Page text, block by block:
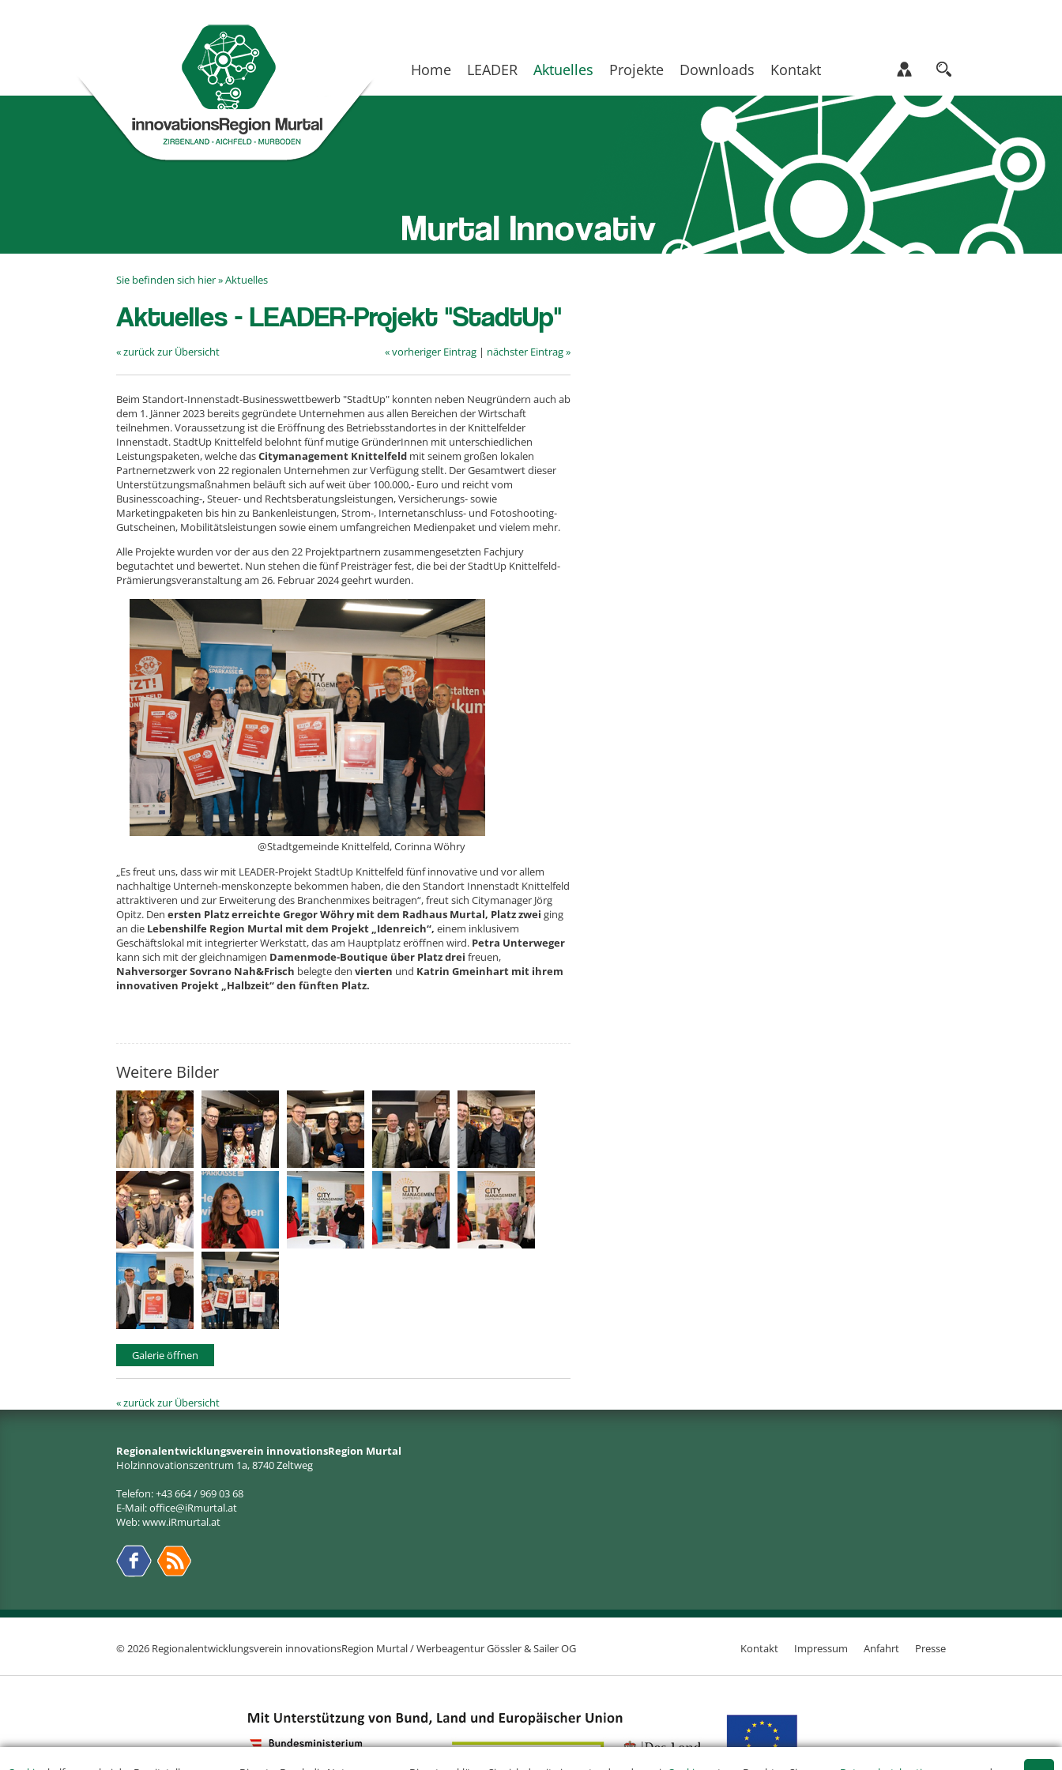
Home LEADER Aktuelles Projekte Downloads Kontakt
Sie befinden sich hier »Aktuelles
Aktuelles - LEADER-Projekt "StadtUp"
« zurück zur Übersicht « vorheriger Eintrag | nächster Eintrag »
Beim Standort-Innenstadt-Businesswettbewerb "StadtUp" konnten neben Neugründern auch ab
dem 1. Jänner 2023 bereits gegründete Unternehmen aus allen Bereichen der Wirtschaft
teilnehmen. Voraussetzung ist die Eröffnung des Betriebsstandortes in der Knittelfelder
Innenstadt. StadtUp Knittelfeld belohnt fünf mutige GründerInnen mit unterschiedlichen
Leistungspaketen, welche dasCitymanagement Knittelfeld mit seinem großen lokalen
Partnernetzwerk von 22 regionalen Unternehmen zur Verfügung stellt. Der Gesamtwert dieser
Unterstützungsmaßnahmen beläuft sich auf weit über 100.000,- Euro und reicht vom
Businesscoaching-, Steuer- und Rechtsberatungsleistungen, Versicherungs- sowie
Marketingpaketen bis hin zu Bankenleistungen, Strom-, Internetanschluss- und Fotoshooting-
Gutscheinen, Mobilitätsleistungen sowie einem umfangreichen Medienpaket und vielem mehr.
Alle Projekte wurden vor der aus den 22 Projektpartnern zusammengesetzten Fachjury
begutachtet und bewertet. Nun stehen die fünf Preisträger fest, die bei der StadtUp Knittelfeld-
Prämierungsveranstaltung am 26. Februar 2024 geehrt wurden.
@Stadtgemeinde Knittelfeld, Corinna Wöhry
„Es freut uns, dass wir mit LEADER-Projekt StadtUp Knittelfeld fünf innovative und vor allem
nachhaltige Unterneh-menskonzepte bekommen haben, die den Standort Innenstadt Knittelfeld
attraktiveren und zur Erweiterung des Branchenmixes beitragen“, freut sich Citymanager Jörg
Opitz. Den ersten Platz erreichte Gregor Wöhry mit dem Radhaus Murtal, Platz zwei ging
an die Lebenshilfe Region Murtal mit dem Projekt „Idenreich“, einem inklusivem
Geschäftslokal mit integrierter Werkstatt, das am Hauptplatz eröffnen wird. Petra Unterweger
kann sich mit der gleichnamigen Damenmode-Boutique über Platz drei freuen,
Nahversorger Sovrano Nah&Frisch belegte den vierten und Katrin Gmeinhart mit ihrem
innovativen Projekt „Halbzeit“ den fünften Platz.
Weitere Bilder
Galerie öffnen
« zurück zur Übersicht
Regionalentwicklungsverein innovationsRegion Murtal
Holzinnovationszentrum 1a, 8740 Zeltweg
Telefon: +43 664 / 969 03 68
E-Mail:office@iRmurtal.at
Web:www.iRmurtal.at
Kontakt Impressum Anfahrt Presse
© 2026 Regionalentwicklungsverein innovationsRegion Murtal /Werbeagentur Gössler & Sailer OG